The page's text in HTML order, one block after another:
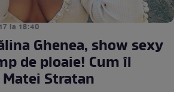
la 18:40
Ghenea, show sexy
de ploaie! Cum îl
Stratan